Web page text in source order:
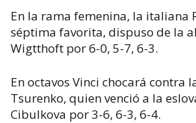
En la rama femenina, la italiana
séptima favorita, dispuso de la
Wigtthoft por 6-0, 5-7, 6-3.
En octavos Vinci chocará contra
Tsurenko, quien venció a la
Cibulkova por 3-6, 6-3, 6-4.